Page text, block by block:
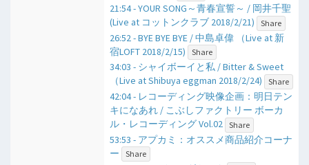
21:54 - YOUR SONG～青春宣誓～ / 岡井千聖
(Live at コットンクラブ 2018/2/21)
Share
26:52 - BYE BYE BYE / 中島卓偉 （Live at 新
宿LOFT 2018/2/15)
Share
34:03 - シャイボーイと私 / Bitter & Sweet
（Live at Shibuya eggman 2018/2/24)
Share
42:04 - レコーディング映像企画：明日テン
キになあれ / こぶしファクトリー ボーカ
ル・レコーディング Vol.02 Share
53:53 - アプカミ：オススメ商品紹介コーナ
ー
Share